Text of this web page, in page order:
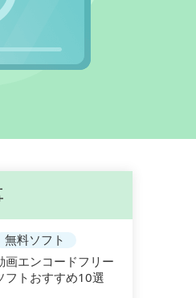
無料ソフト
画エンコードフリー
フトおすすめ10選